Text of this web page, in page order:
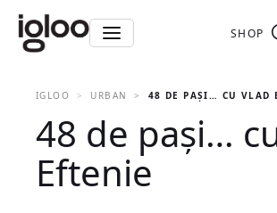
SHOP
IGLOO URBAN 48 DE PAŞI… CU VLAD
48 de paşi…
Eftenie